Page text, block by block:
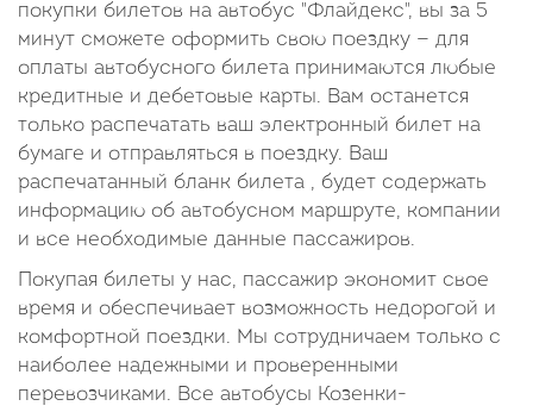
покупки билетов на автобус "Флайдекс", вы за 5
минут сможете оформить свою поездку — для
оплаты автобусного билета принимаются любые
кредитные и дебетовые карты. Вам останется
только распечатать ваш электронный билет на
бумаге и отправляться в поездку. Ваш
распечатанный бланк билета , будет содержать
информацию об автобусном маршруте, компании
и все необходимые данные пассажиров.
Покупая билеты у нас, пассажир экономит свое
время и обеспечивает возможность недорогой и
комфортной поездки. Мы сотрудничаем только с
наиболее надежными и проверенными
перевозчиками. Все автобусы Козенки-